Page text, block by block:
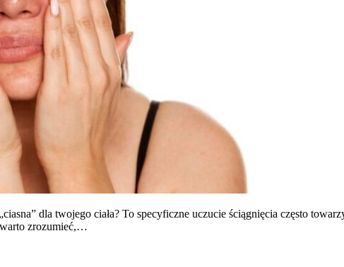
dla twojego ciała? To specyficzne uczucie ściągnięcia często
warto zrozumieć,…